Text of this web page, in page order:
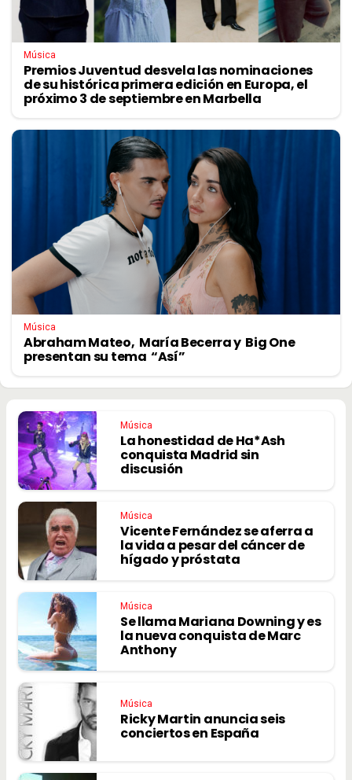
Música
Premios Juventud desvela las nominaciones
de su histórica primera edición en Europa, el
próximo 3 de septiembre en Marbella
Música
Abraham Mateo, María Becerra y Big One
presentan su tema “Así”
Música
La honestidad de Ha*Ash
conquista Madrid sin
discusión
Música
Vicente Fernández se aferra a
la vida a pesar del cáncer de
hígado y próstata
Música
Se llama Mariana Downing y es
la nueva conquista de Marc
Anthony
Música
Ricky Martin anuncia seis
conciertos en España